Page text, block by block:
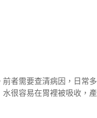
者需要查清病因，日常多
很容易在胃裡被吸收，產